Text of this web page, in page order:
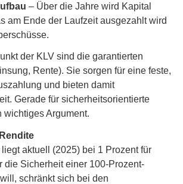
– Über die Jahre wird Kapital
am Ende der Laufzeit ausgezahlt wird
der KLV sind die garantierten
Rente). Sie sorgen für eine feste,
und bieten damit
Gerade für sicherheitsorientierte
wichtiges Argument.
aktuell (2025) bei 1 Prozent für
die Sicherheit einer 100-Prozent-
schränkt sich bei den